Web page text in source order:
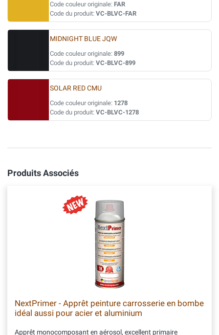
Code couleur originale: FAR
Code du produit: VC-BLVC-FAR
MIDNIGHT BLUE JQW
Code couleur originale: 899
Code du produit: VC-BLVC-899
SOLAR RED CMU
Code couleur originale: 1278
Code du produit: VC-BLVC-1278
Produits Associés
NextPrimer - Apprêt peinture carrosserie en bombe
idéal aussi pour acier et aluminium
Apprêt monocomposant en aérosol, excellent primaire